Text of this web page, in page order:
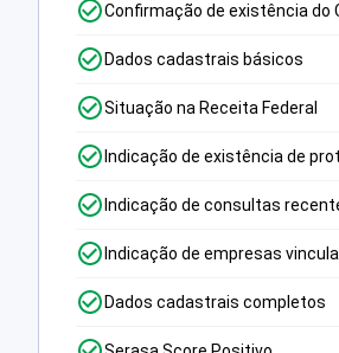
Confirmação de existência do
Dados cadastrais básicos
Situação na Receita Federal
Indicação de existência de
Indicação de consultas
Indicação de empresas
Dados cadastrais completos